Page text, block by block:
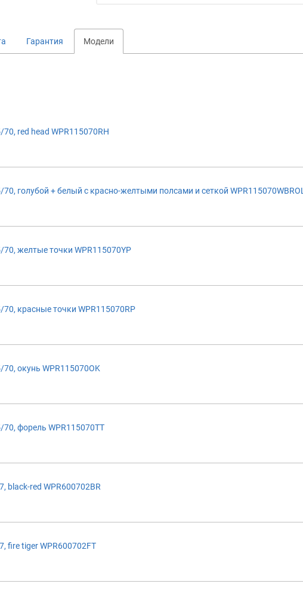
Гарантия Модели
red head WPR115070RH
голубой + белый с красно-желтыми полсами и сеткой WPR115070WBROL
желтые точки WPR115070YP
красные точки WPR115070RP
окунь WPR115070OK
форель WPR115070TT
red WPR600702BR
tiger WPR600702FT